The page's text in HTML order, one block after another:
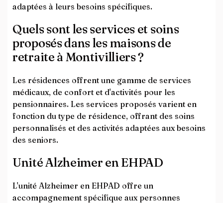
adaptées à leurs besoins spécifiques.
Quels sont les services et soins
proposés dans les maisons de
retraite à Montivilliers ?
Les résidences offrent une gamme de services
médicaux, de confort et d'activités pour les
pensionnaires. Les services proposés varient en
fonction du type de résidence, offrant des soins
personnalisés et des activités adaptées aux besoins
des seniors.
Unité Alzheimer en EHPAD
L'unité Alzheimer en EHPAD offre un
accompagnement spécifique aux personnes